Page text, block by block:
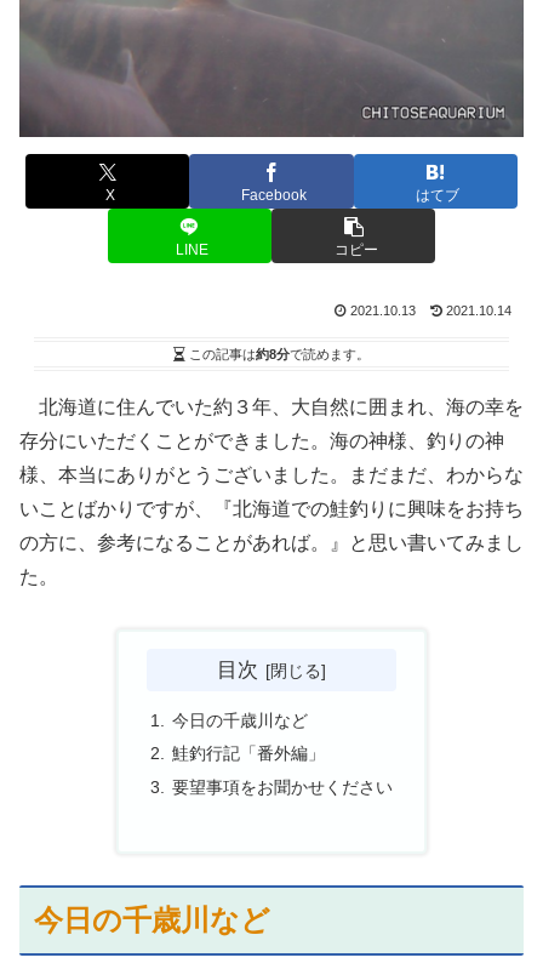
X Facebook はてブ
LINE コピー
2021.10.13 2021.10.14
この記事は約8分で読めます。
北海道に住んでいた約３年、大自然に囲まれ、海の幸を
存分にいただくことができました。海の神様、釣りの神
様、本当にありがとうございました。まだまだ、わからな
いことばかりですが、『北海道での鮭釣りに興味をお持ち
の方に、参考になることがあれば。』と思い書いてみまし
た。
目次
今日の千歳川など
鮭釣行記「番外編」
要望事項をお聞かせください
今日の千歳川など